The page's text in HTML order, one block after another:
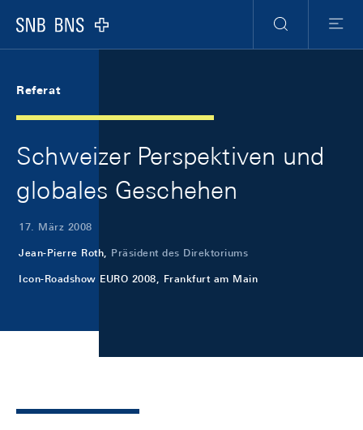
Logo
Suche
Menu
Referat
Schweizer Perspektiven und
globales Geschehen
17. März 2008
Jean-Pierre Roth, Präsident des Direktoriums
Icon-Roadshow EURO 2008, Frankfurt am Main